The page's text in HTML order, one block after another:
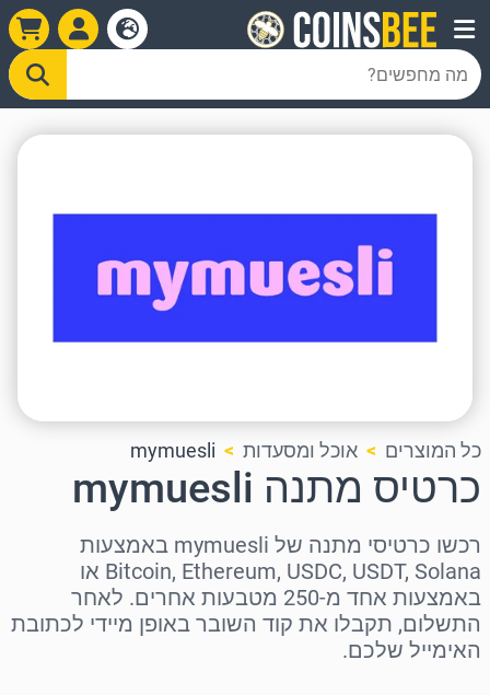
כל המוצרים אוכל ומסעדות mymuesli
כרטיס מתנה mymuesli
רכשו כרטיסי מתנה של mymuesli באמצעות
Bitcoin, Ethereum, USDC, USDT, Solana או
באמצעות אחד מ-250 מטבעות אחרים. לאחר
התשלום, תקבלו את קוד השובר באופן מיידי לכתובת
האימייל שלכם.